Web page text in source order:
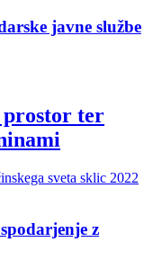
javne službe
ter
sveta sklic 2022
z